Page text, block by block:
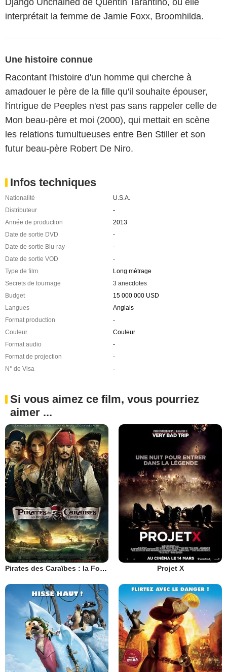
Django Unchained de Quentin Tarantino, où elle
interprétait la femme de Jamie Foxx, Broomhilda.
Une histoire connue
Racontant l'histoire d'un homme qui cherche à
amadouer le père de la fille qu'il souhaite épouser,
l'intrigue de Peeples n'est pas sans rappeler celle de
Mon beau-père et moi (2000), qui mettait en scène
les relations tumultueuses entre Ben Stiller et son
futur beau-père Robert De Niro.
Infos techniques
Nationalité
U.S.A.
Distributeur
-
Année de production
2013
Date de sortie DVD
-
Date de sortie Blu-ray
-
Date de sortie VOD
-
Type de film
Long métrage
Secrets de tournage
3 anecdotes
Budget
15 000 000 USD
Langues
Anglais
Format production
-
Couleur
Couleur
Format audio
-
Format de projection
-
N° de Visa
-
Si vous aimez ce film, vous pourriez
aimer ...
Pirates des Caraïbes : la Fontaine de Jouvence Projet X